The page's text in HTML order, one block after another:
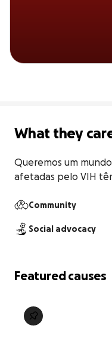
What they
Queremos um
afetadas pelo VIH
Community
Social advocacy
Featured causes